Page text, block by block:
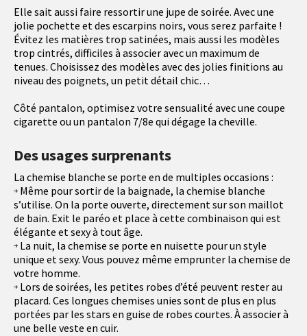
Elle sait aussi faire ressortir une jupe de soirée. Avec une
jolie pochette et des escarpins noirs, vous serez parfaite !
Évitez les matières trop satinées, mais aussi les modèles
trop cintrés, difficiles à associer avec un maximum de
tenues. Choisissez des modèles avec des jolies finitions au
niveau des poignets, un petit détail chic…
Côté pantalon, optimisez votre sensualité avec une coupe
cigarette ou un pantalon 7/8e qui dégage la cheville.
Des usages surprenants
La chemise blanche se porte en de multiples occasions :
Même pour sortir de la baignade, la chemise blanche
s’utilise. On la porte ouverte, directement sur son maillot
de bain. Exit le paréo et place à cette combinaison qui est
élégante et sexy à tout âge.
La nuit, la chemise se porte en nuisette pour un style
unique et sexy. Vous pouvez même emprunter la chemise de
votre homme.
Lors de soirées, les petites robes d’été peuvent rester au
placard. Ces longues chemises unies sont de plus en plus
portées par les stars en guise de robes courtes. À associer à
une belle veste en cuir.